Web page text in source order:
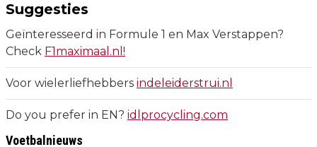
Suggesties
Geïnteresseerd in Formule 1 en Max Verstappen?
Check F1maximaal.nl!
Voor wielerliefhebbers indeleiderstrui.nl
Do you prefer in EN? idlprocycling.com
Voetbalnieuws